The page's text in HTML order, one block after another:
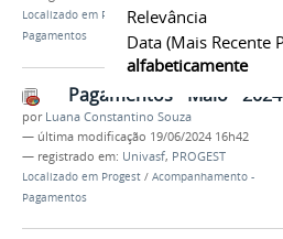
Relevância
Data (mais Recente
alfabeticamente
Localizado em Progest /Acompanhamento -
Pagamentos
Pagamentos - Maio - 2024
por Luana Constantino Souza
— última modificação 19/06/2024 16h42
— registrado em: Univasf, PROGEST
Localizado em Progest / Acompanhamento -
Pagamentos